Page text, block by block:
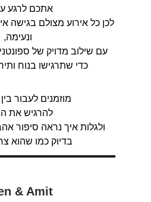
אתכם לרגע
לכן כל אירוע מצולם בגישה
ונעימה,
עם שילוב מדויק של
כדי שתרגישו בנוח
מוזמנים לעבור
להרגיש את
ולגלות איך נראה סיפור
בדיוק כמו שהוא
& Amit